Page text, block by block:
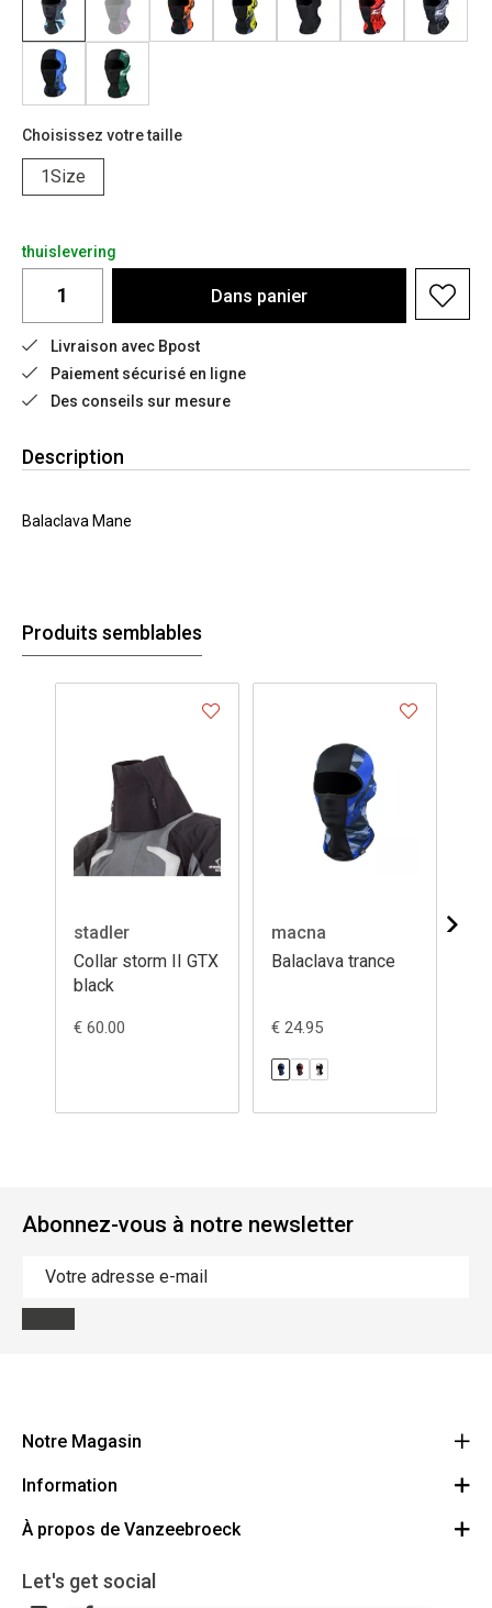
Choisissez votre taille
1Size
thuislevering
Dans panier
Livraison avec Bpost
Paiement sécurisé en ligne
Des conseils sur mesure
Description
Balaclava Mane
Produits semblables
stadler
Collar storm II GTX
black
€ 60.00
macna
Balaclava trance
€ 24.95
Abonnez-vous à notre newsletter
Notre Magasin
Vanzeebroeck Motors
1600 Sint-Pieters-Leeuw
023316022
Information
Annulation Commande
Conditions générales
À propos de Vanzeebroeck
Cheque Cadeau
Let's get social